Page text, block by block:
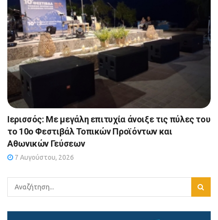
Ιερισσός: Με μεγάλη επιτυχία άνοιξε τις πύλες του
το 10ο Φεστιβάλ Τοπικών Προϊόντων και
Αθωνικών Γεύσεων
7 Αυγούστου, 2026